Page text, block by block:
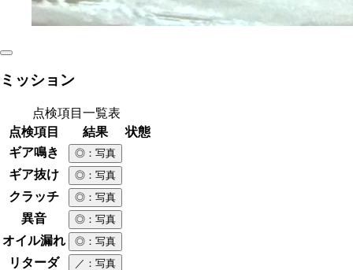
ミッション
点検項目一覧表
点検項目
結果
状態
ギア鳴き
◎ ：写真
ギア抜け ◎ ：写真
クラッチ ◎ ：写真
異音 ◎ ：写真
オイル漏れ ◎ ：写真
リターダ ／ ：写真